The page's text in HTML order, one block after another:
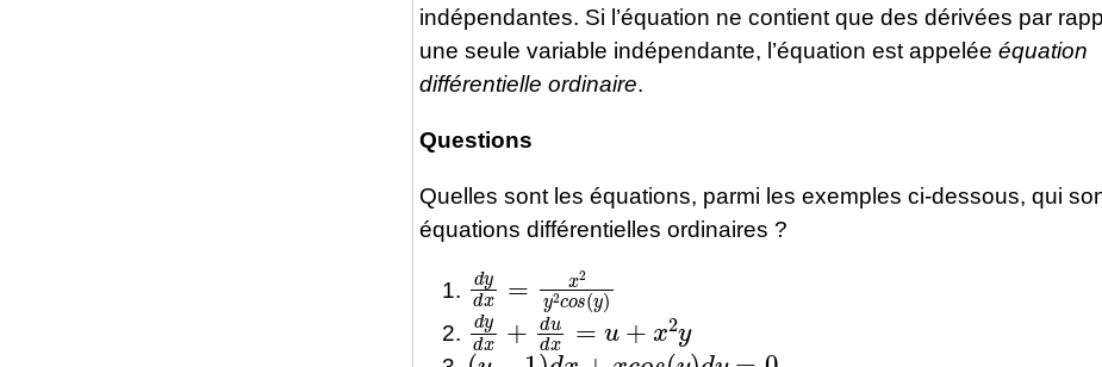
indépendantes. Si l’équation ne contient que des dérivées par
une seule variable indépendante, l’équation est appelée équation
différentielle ordinaire.
Questions
Quelles sont les équations, parmi les exemples ci-dessous, qui
équations différentielles ordinaires ?
dy 2y
dy x +dudx= + 2
(y− 1 )dx+ o ( y)dy =0